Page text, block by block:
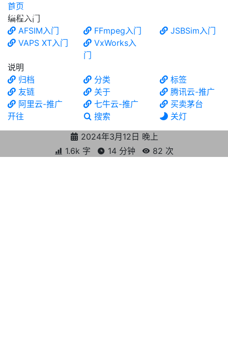
食铁兽
首页
编程入门
AFSIM入门
FFmpeg入门
JSBSim入门
VAPS XT入门
VxWorks入
门
说明
归档
分类
标签
友链
关于
腾讯云-推广
阿里云-推广
七牛云-推广
买卖茅台
开往
搜索
关灯
2024年3月12日 晚上
1.6k 字
14 分钟 82 次